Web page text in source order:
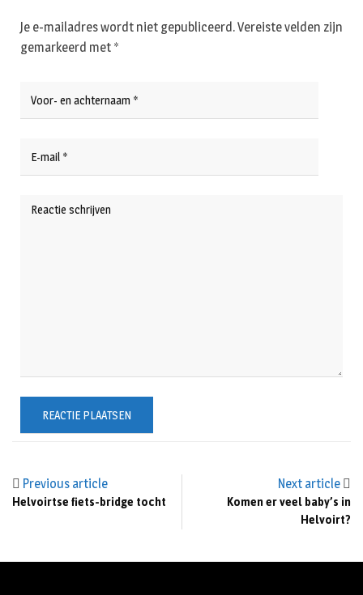
Previous article
Helvoirtse fiets-bridge tocht
Next article
Komen er veel baby’s in
Helvoirt?
Je e-mailadres wordt niet gepubliceerd.Vereiste velden zijn
gemarkeerd met *